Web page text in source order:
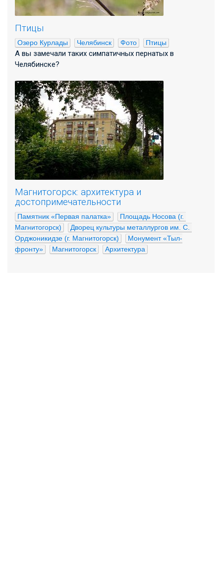
Птицы
Озеро Курлады Челябинск Фото Птицы
А вы замечали таких симпатичных пернатых в
Челябинске?
Магнитогорск: архитектура и
достопримечательности
Памятник «Первая палатка»
Площадь Носова (г.
Магнитогорск)
Дворец культуры металлургов им. С.
Орджоникидзе (г. Магнитогорск)
Монумент «Тыл-
фронту»
Магнитогорск Архитектура